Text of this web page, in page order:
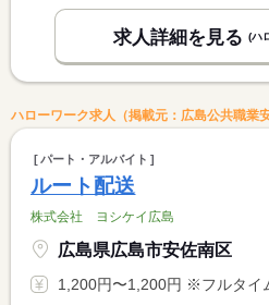
求人詳細を見る (ハ
ハローワーク求人（掲載元：広島公共職業安
パート・アルバイト
ルート配送
株式会社 ヨシケイ広島
広島県広島市安佐南区
1,200円〜1,200円 ※フルタイム求人の場合は月額（換算額